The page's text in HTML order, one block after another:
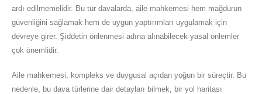
ardı edilmemelidir. Bu tür davalarda, aile mahkemesi hem mağdurun
güvenliğini sağlamak hem de uygun yaptırımları uygulamak için
devreye girer. Şiddetin önlenmesi adına alınabilecek yasal önlemler
çok önemlidir.
Aile mahkemesi, kompleks ve duygusal açıdan yoğun bir süreçtir. Bu
nedenle, bu dava türlerine dair detayları bilmek, bir yol haritası